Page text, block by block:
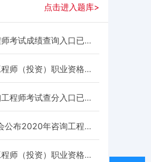
点击进入题库>
2024年咨询工程师考试成绩查询入口已开通
2025年度咨询工程师（投资）职业资格考试成绩已公布
全国2023年咨询工程师考试查分入口已开通
中国工程咨询协会公布2020年咨询工程师考试合格标准：78分
2020年度咨询工程师（投资）职业资格考试成绩已发布